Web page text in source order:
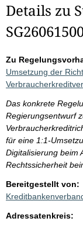
Details zu
Zu
Umsetzung der
Das konkrete
Regierungsentwurf
für eine 1:1-
Digitalisierung beim
Rechtssicherheit
Bereitgestellt von:
Adressatenkreis: